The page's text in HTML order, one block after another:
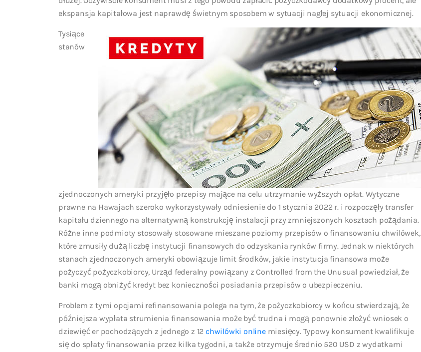
ekspansja kapitałowa jest naprawdę świetnym sposobem w sytuacji nagłej sytuacji ekonomicznej.
Tysiące
stanów
zjednoczonych ameryki przyjęło przepisy mające na celu utrzymanie wyższych opłat. Wytyczne
prawne na Hawajach szeroko wykorzystywały odniesienie do 1 stycznia 2022 r. i rozpoczęły transfer
kapitału dziennego na alternatywną konstrukcję instalacji przy zmniejszonych kosztach pożądania.
Różne inne podmioty stosowały stosowane mieszane poziomy przepisów o finansowaniu chwilówek,
które zmusiły dużą liczbę instytucji finansowych do odzyskania rynków firmy. Jednak w niektórych
stanach zjednoczonych ameryki obowiązuje limit środków, jakie instytucja finansowa może
pożyczyć pożyczkobiorcy, Urząd federalny powiązany z Controlled from the Unusual powiedział, że
banki mogą obniżyć kredyt bez konieczności posiadania przepisów o ubezpieczeniu.
Problem z tymi opcjami refinansowania polega na tym, że pożyczkobiorcy w końcu stwierdzają, że
późniejsza wypłata strumienia finansowania może być trudna i mogą ponownie złożyć wniosek o
dziewięć er pochodzących z jednego z 12chwilówki onlinemiesięcy. Typowy konsument kwalifikuje
się do spłaty finansowania przez kilka tygodni, a także otrzymuje średnio 520 USD z wydatkami